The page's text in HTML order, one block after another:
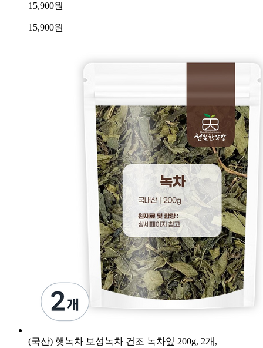
15,900원
15,900원
(국산) 햇녹차 보성녹차 건조 녹차잎 200g, 2개,